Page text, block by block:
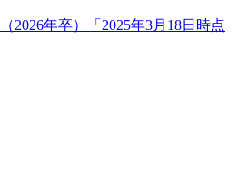
（2026年卒） 「 2025年3月 18日 時点